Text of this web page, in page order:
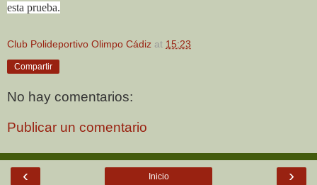
esta prueba.
Club Polideportivo Olimpo Cádiz at 15:23
Compartir
No hay comentarios:
Publicar un comentario
‹ ›
Inicio